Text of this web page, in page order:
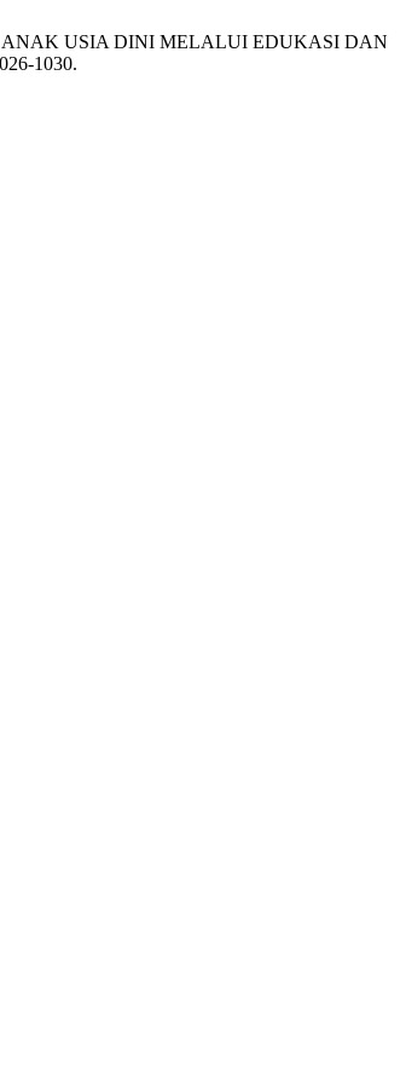
ANAK USIA DINI MELALUI EDUKASI DAN
1030.